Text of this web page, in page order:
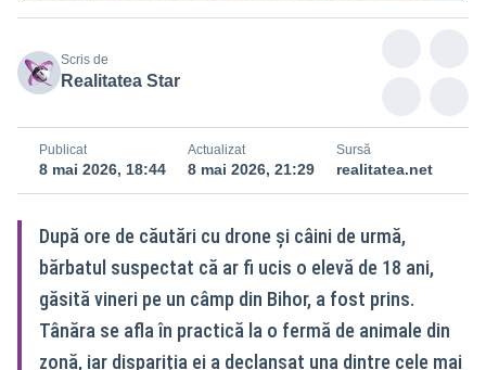
Scris de
Realitatea Star
Publicat
8 mai 2026, 18:44
Actualizat
8 mai 2026, 21:29
Sursă
realitatea.net
După ore de căutări cu drone și câini de urmă,
bărbatul suspectat că ar fi ucis o elevă de 18 ani,
găsită vineri pe un câmp din Bihor, a fost prins.
Tânăra se afla în practică la o fermă de animale din
zonă, iar dispariția ei a declanșat una dintre cele mai